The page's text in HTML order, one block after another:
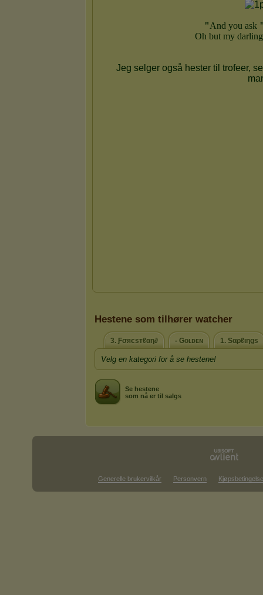
Hestene som tilhører watcher
3. Ƒσяєѕтℓαη∂ - Gᴏʟᴅᴇɴ 1. Sαρℓιηgѕ
Velg en kategori for å se hestene!
Se hestene
som nå er til salgs
Generelle brukervilkår Personvern